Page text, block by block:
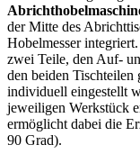
der Mitte des
Hobelmesser
zwei Teile, den Auf-
den beiden Tischteilen
individuell eingestellt
jeweiligen Werkstück
ermöglicht dabei die
90 Grad).